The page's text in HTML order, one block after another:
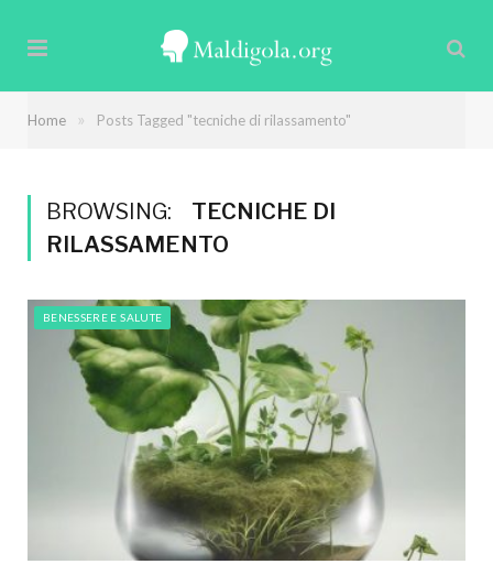
Home » Posts Tagged "tecniche di rilassamento"
BROWSING:
TECNICHE DI
RILASSAMENTO
BENESSERE E SALUTE